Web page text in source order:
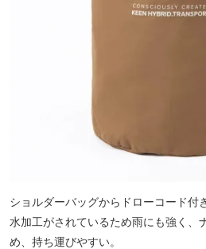
ショルダーバッグからドローコード付
水加工がされているため雨にも強く、
め、持ち運びやすい。